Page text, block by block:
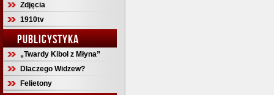
Zdjęcia
1910tv
PUBLICYSTYKA
„Twardy Kibol z Młyna”
Dlaczego Widzew?
Felietony